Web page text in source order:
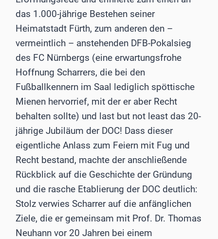
das 1.000-jährige Bestehen seiner
Heimatstadt Fürth, zum anderen den –
vermeintlich – anstehenden DFB-Pokalsieg
des FC Nürnbergs (eine erwartungsfrohe
Hoffnung Scharrers, die bei den
Fußballkennern im Saal lediglich spöttische
Mienen hervorrief, mit der er aber Recht
behalten sollte) und last but not least das 20-
jährige Jubiläum der DOC! Dass dieser
eigentliche Anlass zum Feiern mit Fug und
Recht bestand, machte der anschließende
Rückblick auf die Geschichte der Gründung
und die rasche Etablierung der DOC deutlich:
Stolz verwies Scharrer auf die anfänglichen
Ziele, die er gemeinsam mit Prof. Dr. Thomas
Neuhann vor 20 Jahren bei einem